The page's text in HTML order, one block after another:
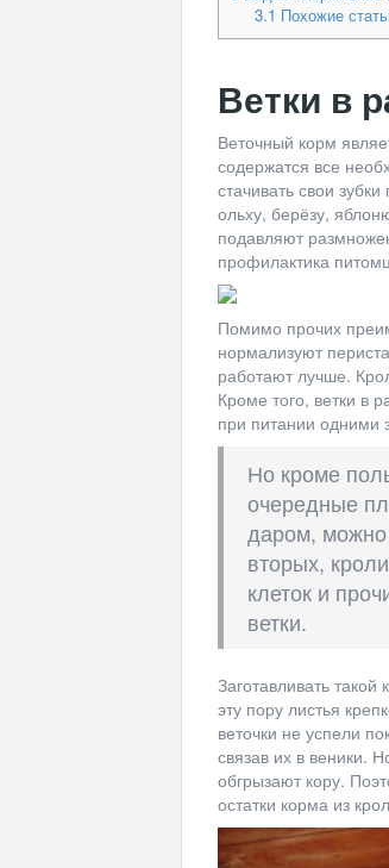
3.1 Похожие
Ветки в
Веточный корм
содержатся все
стачивать свои
ольху, берёзу,
подавляют
профилактика
Помимо прочих
нормализуют
работают лучше.
Кроме того, ветки в
при питании
Но кроме
очередные
даром, можно
вторых,
клеток и
ветки.
Заготавливать
эту пору листья
веточки не успели
связав их в веники.
обгрызают кору.
остатки корма из